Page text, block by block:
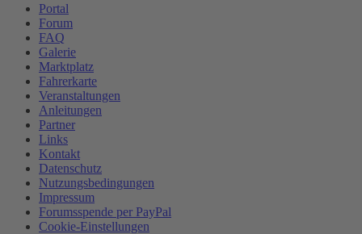
Portal
Forum
FAQ
Galerie
Marktplatz
Fahrerkarte
Veranstaltungen
Anleitungen
Partner
Links
Kontakt
Datenschutz
Nutzungsbedingungen
Impressum
Forumsspende per PayPal
Cookie-Einstellungen